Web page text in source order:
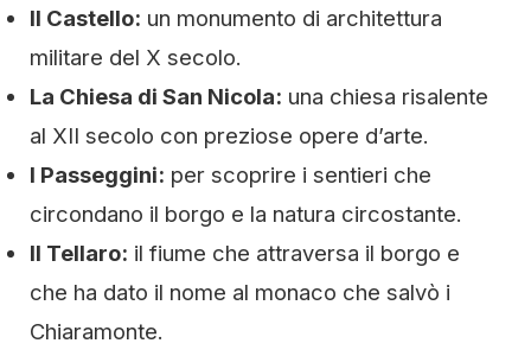
Il Castello: un monumento di architettura
militare del X secolo.
La Chiesa di San Nicola: una chiesa risalente
al XII secolo con preziose opere d’arte.
I Passeggini: per scoprire i sentieri che
circondano il borgo e la natura circostante.
Il Tellaro: il fiume che attraversa il borgo e
che ha dato il nome al monaco che salvò i
Chiaramonte.